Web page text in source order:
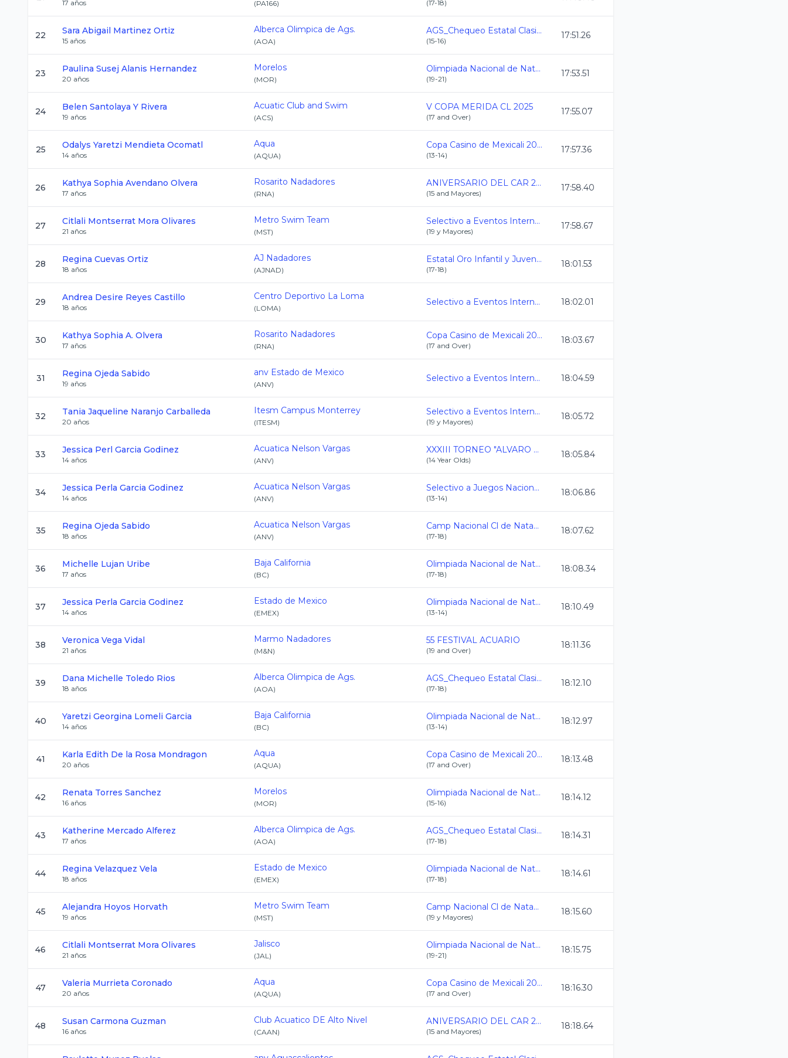
17 años (PA166) (17-18)
22 Sara Abigail Martinez Ortiz
15 años
Alberca Olimpica de Ags.
(AOA)
AGS_Chequeo Estatal Clasificatorio al Selecti
(15-16)
17:51.26
23 Paulina Susej Alanis Hernandez
20 años
Morelos
(MOR)
Olimpiada Nacional de Natacion 2025
(19-21)
17:53.51
24 Belen Santolaya Y Rivera
19 años
Acuatic Club and Swim
(ACS)
V COPA MERIDA CL 2025
(17 and Over)
17:55.07
25 Odalys Yaretzi Mendieta Ocomatl
14 años
Aqua
(AQUA)
Copa Casino de Mexicali 2025
(13-14)
17:57.36
26 Kathya Sophia Avendano Olvera
17 años
Rosarito Nadadores
(RNA)
ANIVERSARIO DEL CAR 2025
(15 and Mayores)
17:58.40
27 Citlali Montserrat Mora Olivares
21 años
Metro Swim Team
(MST)
Selectivo a Eventos Internacionales
(19 y Mayores)
17:58.67
28 Regina Cuevas Ortiz
18 años
AJ Nadadores
(AJNAD)
Estatal Oro Infantil y Juvenil C.L. 2024-2025
(17-18)
18:01.53
29 Andrea Desire Reyes Castillo
18 años
Centro Deportivo La Loma
(LOMA)
Selectivo a Eventos Internacionales 18:02.01
30 Kathya Sophia A. Olvera
17 años
Rosarito Nadadores
(RNA)
Copa Casino de Mexicali 2025
(17 and Over)
18:03.67
31 Regina Ojeda Sabido
19 años
anv Estado de Mexico
(ANV)
Selectivo a Eventos Internacionales 18:04.59
32 Tania Jaqueline Naranjo Carballeda
20 años
Itesm Campus Monterrey
(ITESM)
Selectivo a Eventos Internacionales
(19 y Mayores)
18:05.72
33 Jessica Perl Garcia Godinez
14 años
Acuatica Nelson Vargas
(ANV)
XXXIII TORNEO "ALVARO ARMAS"
(14 Year Olds)
18:05.84
34 Jessica Perla Garcia Godinez
14 años
Acuatica Nelson Vargas
(ANV)
Selectivo a Juegos Nacionales CONADE
(13-14)
18:06.86
35 Regina Ojeda Sabido
18 años
Acuatica Nelson Vargas
(ANV)
Camp Nacional Cl de Natacion y Aguas Abiertas
(17-18)
18:07.62
36 Michelle Lujan Uribe
17 años
Baja California
(BC)
Olimpiada Nacional de Natacion 2025
(17-18)
18:08.34
37 Jessica Perla Garcia Godinez
14 años
Estado de Mexico
(EMEX)
Olimpiada Nacional de Natacion 2025
(13-14)
18:10.49
38 Veronica Vega Vidal
21 años
Marmo Nadadores
(M&N)
55 FESTIVAL ACUARIO
(19 and Over)
18:11.36
39 Dana Michelle Toledo Rios
18 años
Alberca Olimpica de Ags.
(AOA)
AGS_Chequeo Estatal Clasificatorio al Selecti
(17-18)
18:12.10
40 Yaretzi Georgina Lomeli Garcia
14 años
Baja California
(BC)
Olimpiada Nacional de Natacion 2025
(13-14)
18:12.97
41 Karla Edith De la Rosa Mondragon
20 años
Aqua
(AQUA)
Copa Casino de Mexicali 2025
(17 and Over)
18:13.48
42 Renata Torres Sanchez
16 años
Morelos
(MOR)
Olimpiada Nacional de Natacion 2025
(15-16)
18:14.12
43 Katherine Mercado Alferez
17 años
Alberca Olimpica de Ags.
(AOA)
AGS_Chequeo Estatal Clasificatorio al Selecti
(17-18)
18:14.31
44 Regina Velazquez Vela
18 años
Estado de Mexico
(EMEX)
Olimpiada Nacional de Natacion 2025
(17-18)
18:14.61
45 Alejandra Hoyos Horvath
19 años
Metro Swim Team
(MST)
Camp Nacional Cl de Natacion y Aguas Abiertas
(19 y Mayores)
18:15.60
46 Citlali Montserrat Mora Olivares
21 años
Jalisco
(JAL)
Olimpiada Nacional de Natacion 2025
(19-21)
18:15.75
47 Valeria Murrieta Coronado
20 años
Aqua
(AQUA)
Copa Casino de Mexicali 2025
(17 and Over)
18:16.30
48 Susan Carmona Guzman
16 años
Club Acuatico DE Alto Nivel
(CAAN)
ANIVERSARIO DEL CAR 2025
(15 and Mayores)
18:18.64